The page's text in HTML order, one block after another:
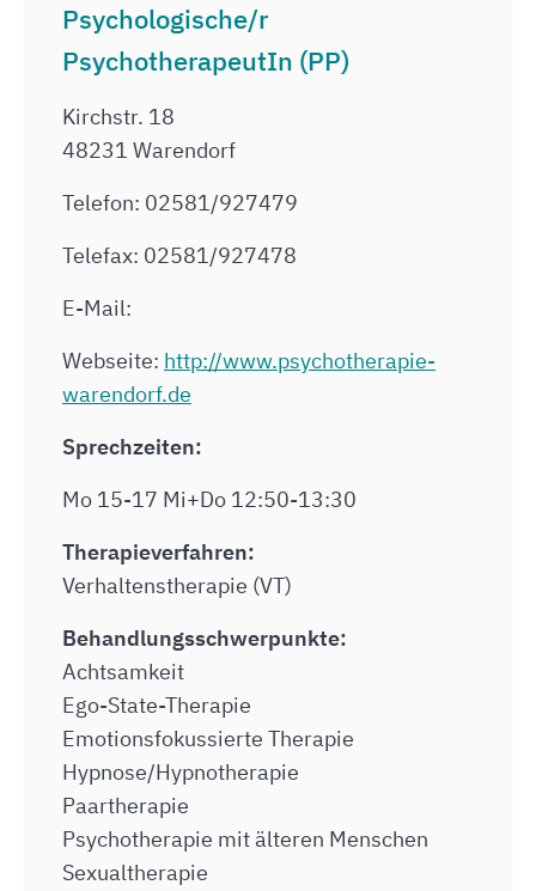
Psychologische/r
PsychotherapeutIn (PP)
Kirchstr. 18
48231 Warendorf
Telefon: 02581/927479
Telefax: 02581/927478
E-Mail:
Webseite: http://www.psychotherapie-
warendorf.de
Sprechzeiten:
Mo 15-17 Mi+Do 12:50-13:30
Therapieverfahren:
Verhaltenstherapie (VT)
Behandlungsschwerpunkte:
Achtsamkeit
Ego-State-Therapie
Emotionsfokussierte Therapie
Hypnose/Hypnotherapie
Paartherapie
Psychotherapie mit älteren Menschen
Sexualtherapie